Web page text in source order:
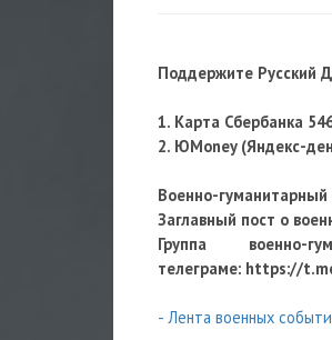
Поддержите Русский
1. Карта Сбербанка
2. ЮMoney (Яндекс-
Военно-
Заглавный пост о
Группа
телеграме: https://
- Лента военных